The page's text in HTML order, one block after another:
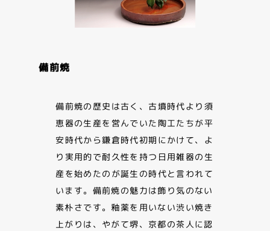
備前焼
備前焼の歴史は古く、古墳時代より須
恵器の生産を営んでいた陶工たちが平
安時代から鎌倉時代初期にかけて、よ
り実用的で耐久性を持つ日用雑器の生
産を始めたのが誕生の時代と言われて
います。備前焼の魅力は飾り気のない
素朴さです。釉薬を用いない渋い焼き
上がりは、やがて堺、京都の茶人に認